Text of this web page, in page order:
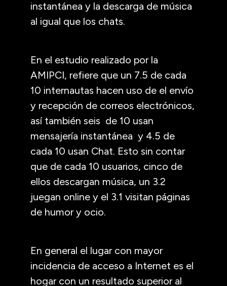
instantánea y la descarga de música
al igual que los chats.
En el estudio realizado por la
AMIPCI, refiere que un 7.5 de cada
10 internautas hacen uso de el envío
y recepción de correos electrónicos,
así también seis de 10 usan
mensajería instantánea y 4.5 de
cada 10 usan Chat. Esto sin contar
que de cada 10 usuarios, cinco de
ellos descargan música, un 3.2
juegan online y el 3.1 visitan páginas
de humor y ocio.
En general el lugar con mayor
incidencia de acceso a Internet es el
hogar con un resultado superior al